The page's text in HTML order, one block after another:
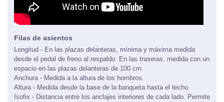
Filas de asientos
Longitud - En las plazas delanteras, mínima y máxima medida
desde el pedal de freno al respaldo. En las traseras, medida con un
espacio en las plazas delanteras de 100 cm.
Anchura - Medida a la altura de los hombros.
Altura - Medida desde la base de la banqueta hasta el techo.
Isofix - Distancia entre los anclajes interiores de cada lado. Permite